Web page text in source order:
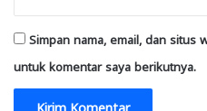
Simpan nama, email, dan situs
untuk komentar saya berikutnya.